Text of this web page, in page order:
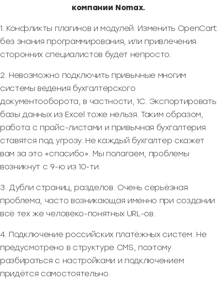
компании Nomax.
1. Конфликты плагинов и модулей. Изменить OpenCart
без знания программирования, или привлечения
сторонних специалистов будет непросто.
2. Невозможно подключить привычные многим
системы ведения бухгалтерского
документооборота, в частности, 1С. Экспортировать
базы данных из Excel тоже нельзя. Таким образом,
работа с прайс-листами и привычная бухгалтерия
ставятся под угрозу. Не каждый бухгалтер скажет
вам за это «спасибо». Мы полагаем, проблемы
возникнут с 9-ю из 10-ти.
3. Дубли страниц, разделов. Очень серьёзная
проблема, часто возникающая именно при создании
всё тех же человеко-понятных URL-ов.
4. Подключение российских платёжных систем. Не
предусмотрено в структуре CMS, поэтому
разбираться с настройками и подключением
придётся самостоятельно.